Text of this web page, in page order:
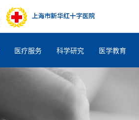
医疗服务 科学研究 医学教育